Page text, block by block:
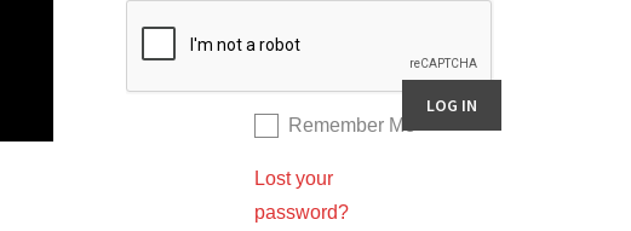
Remember Me
Lost your
password?